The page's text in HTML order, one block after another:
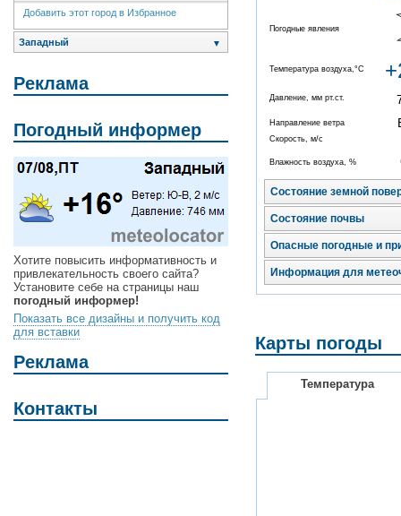
Добавить этот город в Избранное
Западный ▼
Реклама
Погодный информер
Хотите повысить информативность и
привлекательность своего сайта?
Установите себе на страницы наш
погодный информер!
Показать все дизайны и получить код
для вставки
Реклама
Контакты
Погодные явления
Температура воздуха,°C
Давление, мм рт.ст.
Направление ветра
Скорость, м/с
Влажность воздуха, %
Состояние земной
Состояние почвы
Опасные погодные и
Информация для
Карты погоды
Температура